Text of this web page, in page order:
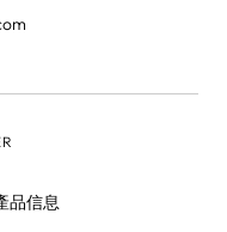
品信息